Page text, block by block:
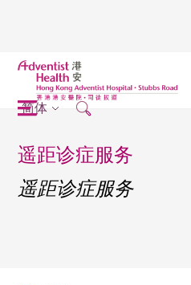
简体
遥距诊症服务
遥距诊症服务